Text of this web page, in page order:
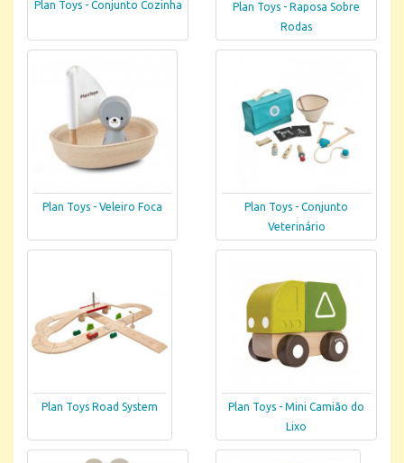
Plan Toys - Conjunto Cozinha
Plan Toys - Raposa Sobre
Rodas
Plan Toys - Veleiro Foca
Plan Toys - Conjunto
Veterinário
Plan Toys Road System
Plan Toys - Mini Camião do
Lixo